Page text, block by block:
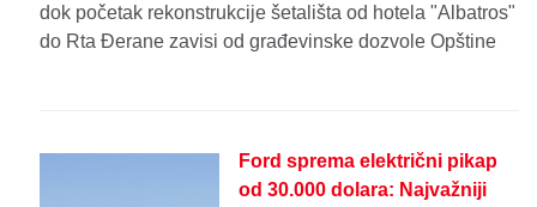
dok početak rekonstrukcije šetališta od hotela "Albatros"
do Rta Đerane zavisi od građevinske dozvole Opštine
Ford sprema električni pikap
od 30.000 dolara: Najvažniji